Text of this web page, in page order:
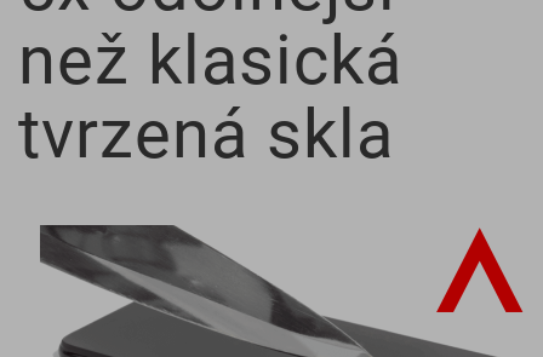
než klasická
tvrzená skla